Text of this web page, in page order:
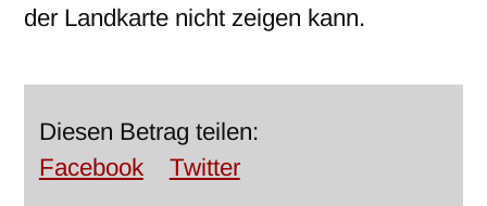
der Landkarte nicht zeigen kann.
Diesen Betrag teilen:
Facebook
Twitter